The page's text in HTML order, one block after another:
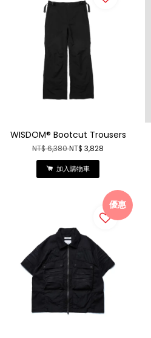
WISDOM® Bootcut Trousers
NT$ 6,380NT$ 3,828
加入購物車
優惠